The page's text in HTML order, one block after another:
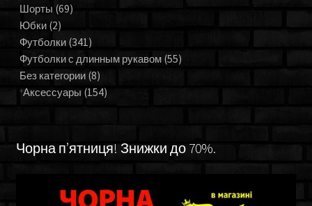
Шорты (69)
Юбки (2)
Футболки (341)
Футболки с длинным рукавом (55)
Без категории (8)
Аксессуары (154)
Чорна п’ятниця! Знижки до 70%.